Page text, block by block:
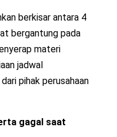
berkisar antara 4
bergantung pada
materi
jadwal
dari pihak perusahaan
gagal saat